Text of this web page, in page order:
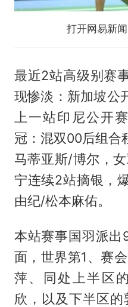
打开网易新
最近2站高级别赛
现惨淡：新加坡公
上一站印尼公开
冠：混双00后组合
马蒂亚斯/博尔，
宁连续2站摘银，
由纪/松本麻佑。
本站赛事国羽派出
面，世界第1、赛
萍、同处上半区
欣，以及下半区